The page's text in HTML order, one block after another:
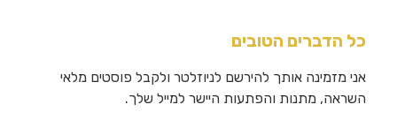
כל הדברים הטובים
אני מזמינה אותך להירשם לניוזלטר ולקבל פוסטים מלאי
השראה, מתנות והפתעות היישר למייל שלך.